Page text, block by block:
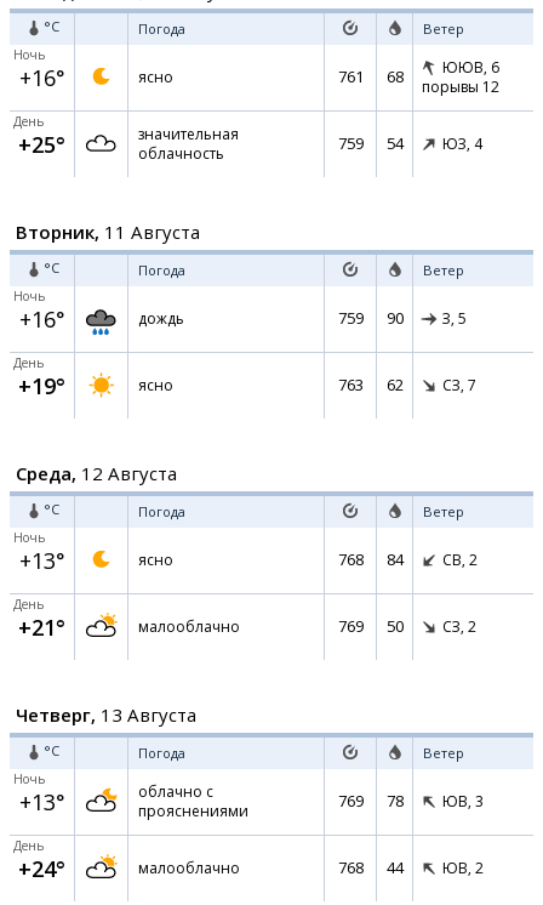
°C Погода Ветер
Ночь
+16° ясно 761 68 ЮЮВ, 6
порывы 12
День
+25°
значительная
облачность
759 54 ЮЗ, 4
Вторник, 11 Августа
°C Погода Ветер
Ночь
+16° дождь 759 90 З, 5
День
+19° ясно 763 62 СЗ, 7
Среда, 12 Августа
°C Погода Ветер
Ночь
+13° ясно 768 84 СВ, 2
День
+21° малооблачно 769 50 СЗ, 2
Четверг, 13 Августа
°C Погода Ветер
Ночь
+13°
облачно с
прояснениями
769 78 ЮВ, 3
День
+24° малооблачно 768 44 ЮВ, 2